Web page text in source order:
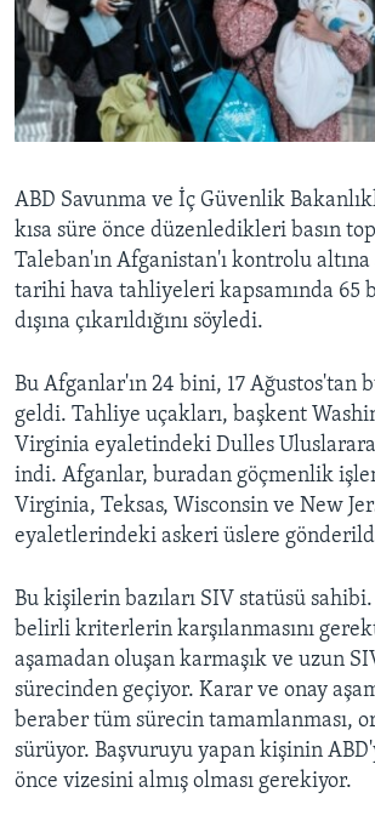
ABD Savunma ve İç Güvenlik
kısa süre önce düzenledikleri basın
Taleban'ın Afganistan'ı kontrolu altına
tarihi hava tahliyeleri kapsamında 65
dışına çıkarıldığını söyledi.
Bu Afganlar'ın 24 bini, 17 Ağustos'tan
geldi. Tahliye uçakları, başkent
Virginia eyaletindeki Dulles
indi. Afganlar, buradan göçmenlik
Virginia, Teksas, Wisconsin ve New
eyaletlerindeki askeri üslere
Bu kişilerin bazıları SIV statüsü
belirli kriterlerin karşılanmasını
aşamadan oluşan karmaşık ve uzun
sürecinden geçiyor. Karar ve onay
beraber tüm sürecin tamamlanması,
sürüyor. Başvuruyu yapan kişinin
önce vizesini almış olması gerekiyor.